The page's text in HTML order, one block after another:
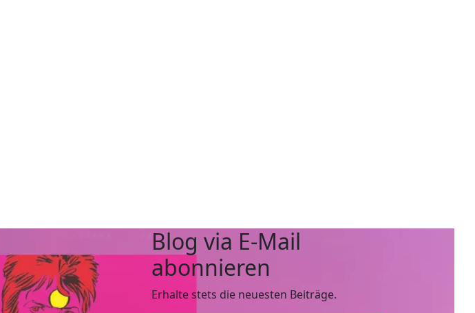
Blog via E-Mail
abonnieren
Erhalte stets die neuesten Beiträge.